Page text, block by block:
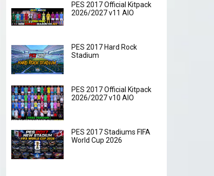
PES 2017 Official Kitpack
2026/2027 v11 AIO
PES 2017 Hard Rock
Stadium
PES 2017 Official Kitpack
2026/2027 v10 AIO
PES 2017 Stadiums FIFA
World Cup 2026